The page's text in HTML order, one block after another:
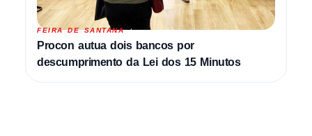
FEIRA DE SANTANA
Procon autua dois bancos por
descumprimento da Lei dos 15 Minutos